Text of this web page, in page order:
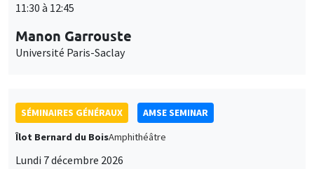
11:30 à 12:45
Manon Garrouste
Université Paris-Saclay
SÉMINAIRES GÉNÉRAUX
AMSE SEMINAR
Îlot Bernard du BoisAmphithéâtre
Lundi 7 décembre 2026